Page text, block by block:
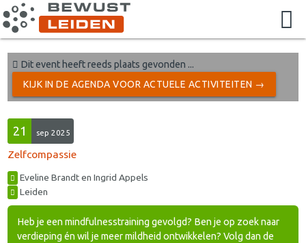
Dit event heeft reeds plaats gevonden ...
KIJK IN DE AGENDA VOOR ACTUELE ACTIVITEITEN →
21 sep 2025
Zelfcompassie
Eveline Brandt en Ingrid Appels
Leiden
Heb je een mindfulnesstraining gevolgd? Ben je op zoek naar
verdieping én wil je meer mildheid ontwikkelen? Volg dan de